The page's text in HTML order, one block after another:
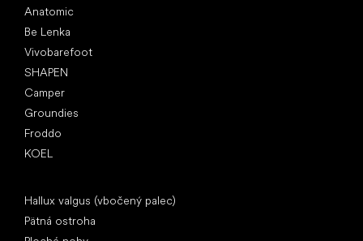
Anatomic
Be Lenka
Vivobarefoot
SHAPEN
Camper
Groundies
Froddo
KOEL
Hallux valgus (vbočený palec)
Pätná ostroha